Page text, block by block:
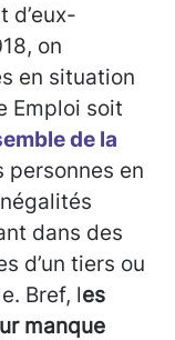
d’eux-
on
en situation
Emploi soit
de la
personnes en
dans des
d’un tiers ou
Bref, les
manque